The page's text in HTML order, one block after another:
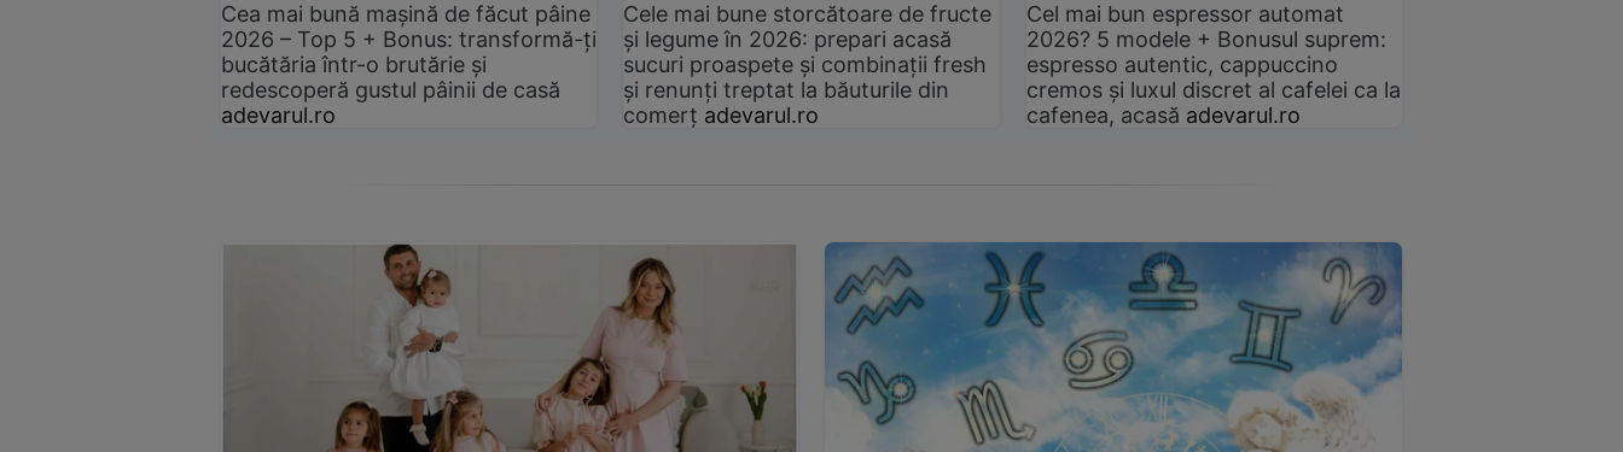
Cea mai bună mașină de făcut pâine
2026 – Top 5 + Bonus: transformă-ți
bucătăria într-o brutărie și
redescoperă gustul pâinii de casă
adevarul.ro
Cele mai bune storcătoare de fructe
și legume în 2026: prepari acasă
sucuri proaspete și combinații fresh
și renunți treptat la băuturile din
comerț adevarul.ro
Cel mai bun espressor automat
2026? 5 modele + Bonusul suprem:
espresso autentic, cappuccino
cremos și luxul discret al cafelei ca la
cafenea, acasă adevarul.ro